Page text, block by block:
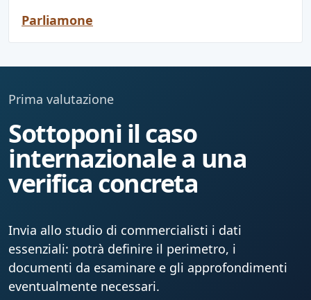
Parliamone
Prima valutazione
Sottoponi il caso
internazionale a una
verifica concreta
Invia allo studio di commercialisti i dati
essenziali: potrà definire il perimetro, i
documenti da esaminare e gli approfondimenti
eventualmente necessari.